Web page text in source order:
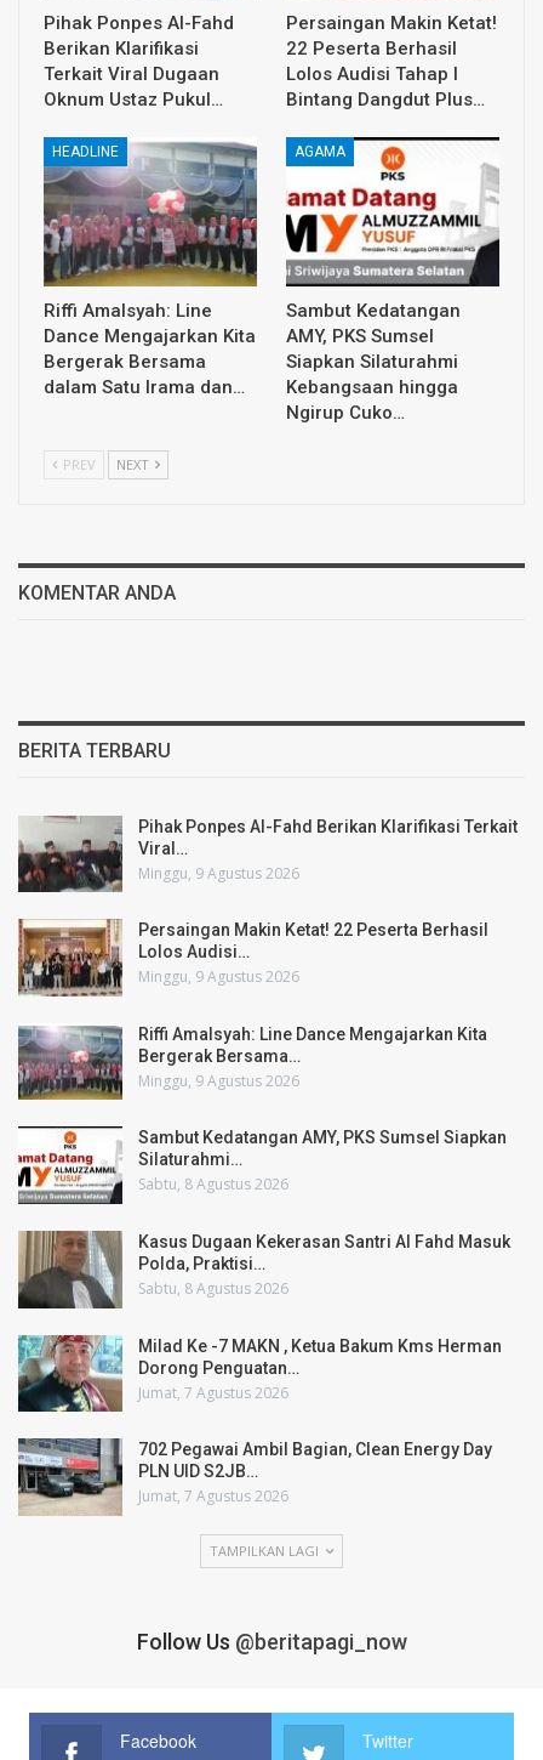
Pihak Ponpes Al-Fahd
Berikan Klarifikasi
Terkait Viral Dugaan
Oknum Ustaz Pukul…
Persaingan Makin Ketat!
22 Peserta Berhasil
Lolos Audisi Tahap I
Bintang Dangdut Plus…
HEADLINE
Riffi Amalsyah: Line
Dance Mengajarkan Kita
Bergerak Bersama
dalam Satu Irama dan…
AGAMA
Sambut Kedatangan
AMY, PKS Sumsel
Siapkan Silaturahmi
Kebangsaan hingga
Ngirup Cuko…
PREV NEXT
KOMENTAR ANDA
BERITA TERBARU
Pihak Ponpes Al-Fahd Berikan Klarifikasi Terkait
Viral…
Minggu, 9 Agustus 2026
Persaingan Makin Ketat! 22 Peserta Berhasil
Lolos Audisi…
Minggu, 9 Agustus 2026
Riffi Amalsyah: Line Dance Mengajarkan Kita
Bergerak Bersama…
Minggu, 9 Agustus 2026
Sambut Kedatangan AMY, PKS Sumsel Siapkan
Silaturahmi…
Sabtu, 8 Agustus 2026
Kasus Dugaan Kekerasan Santri Al Fahd Masuk
Polda, Praktisi…
Sabtu, 8 Agustus 2026
Milad Ke -7 MAKN , Ketua Bakum Kms Herman
Dorong Penguatan…
Jumat, 7 Agustus 2026
702 Pegawai Ambil Bagian, Clean Energy Day
PLN UID S2JB…
Jumat, 7 Agustus 2026
TAMPILKAN LAGI
Follow Us @beritapagi_now
Facebook Twitter